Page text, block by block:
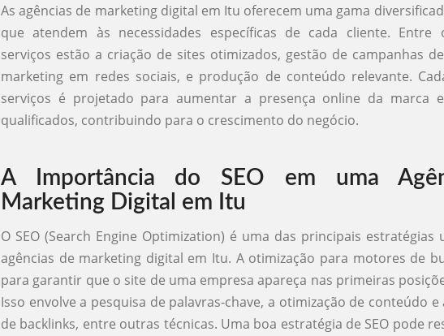
As agências de marketing digital em Itu oferecem uma gama
que atendem às necessidades específicas de cada cliente. Entre
serviços estão a criação de sites otimizados, gestão de campanhas
marketing em redes sociais, e produção de conteúdo relevante.
serviços é projetado para aumentar a presença online da marca
qualificados, contribuindo para o crescimento do negócio.
A Importância do SEO em uma
Marketing Digital em Itu
O SEO (Search Engine Optimization) é uma das principais estratégias
agências de marketing digital em Itu. A otimização para motores de
para garantir que o site de uma empresa apareça nas primeiras
Isso envolve a pesquisa de palavras-chave, a otimização de conteúdo
de backlinks, entre outras técnicas. Uma boa estratégia de SEO pode